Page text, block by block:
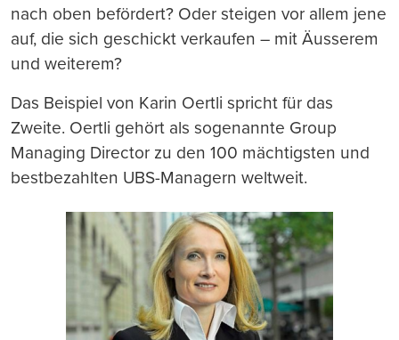
nach oben befördert? Oder steigen vor allem jene
auf, die sich geschickt verkaufen – mit Äusserem
und weiterem?
Das Beispiel von Karin Oertli spricht für das
Zweite. Oertli gehört als sogenannte Group
Managing Director zu den 100 mächtigsten und
bestbezahlten UBS-Managern weltweit.